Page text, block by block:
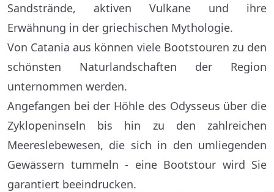
Sandstrände, aktiven Vulkane und ihre
Erwähnung in der griechischen Mythologie.
Von Catania aus können viele Bootstouren zu den
schönsten Naturlandschaften der Region
unternommen werden.
Angefangen bei der Höhle des Odysseus über die
Zyklopeninseln bis hin zu den zahlreichen
Meereslebewesen, die sich in den umliegenden
Gewässern tummeln - eine Bootstour wird Sie
garantiert beeindrucken.